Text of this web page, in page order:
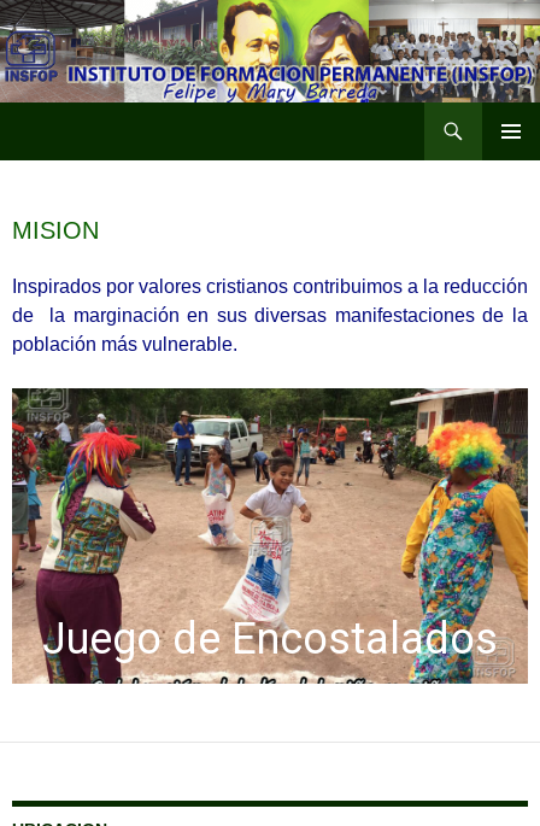
MISION
Inspirados por valores cristianos contribuimos a la reducción
de la marginación en sus diversas manifestaciones de la
población más vulnerable.
Juego de Encostalados